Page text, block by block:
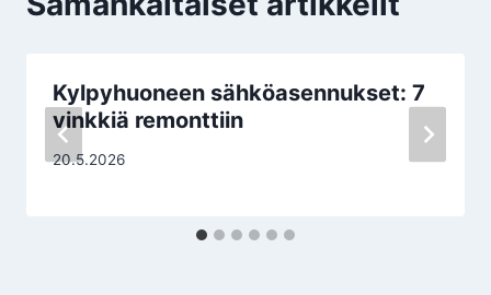
Kylpyhuoneen sähköasennukset: 7
vinkkiä remonttiin
20.5.2026